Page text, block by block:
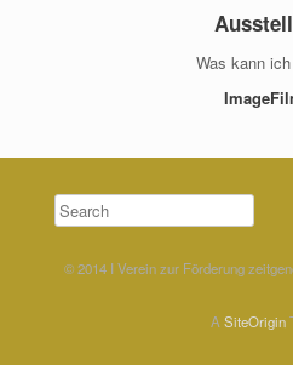
Was kann
Search
© 2014 I Verein zur Förderung
ASiteOrigin